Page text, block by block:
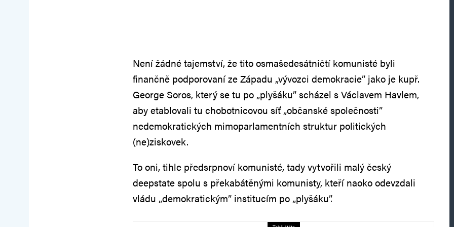
Není žádné tajemství, že tito osmašedesátničtí komunisté byli
finančně podporovaní ze Západu „vývozci demokracie” jako je kupř.
George Soros, který se tu po „plyšáku” scházel s Václavem Havlem,
aby etablovali tu chobotnicovou síť „občanské společnosti”
nedemokratických mimoparlamentních struktur politických
(ne)ziskovek.
To oni, tihle předsrpnoví komunisté, tady vytvořili malý český
deepstate spolu s překabátěnými komunisty, kteří naoko odevzdali
vládu „demokratickým” institucím po „plyšáku”.